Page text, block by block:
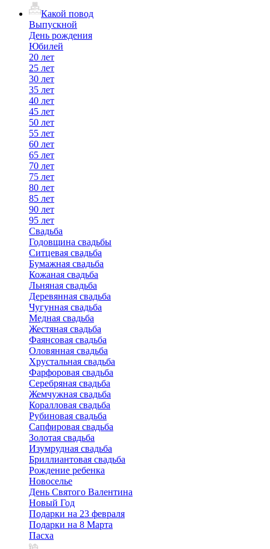
Какой повод
Выпускной
День рождения
Юбилей
20 лет
25 лет
30 лет
35 лет
40 лет
45 лет
50 лет
55 лет
60 лет
65 лет
70 лет
75 лет
80 лет
85 лет
90 лет
95 лет
Свадьба
Годовщина свадьбы
Ситцевая свадьба
Бумажная свадьба
Кожаная свадьба
Льняная свадьба
Деревянная свадьба
Чугунная свадьба
Медная свадьба
Жестяная свадьба
Фаянсовая свадьба
Оловянная свадьба
Хрустальная свадьба
Фарфоровая свадьба
Серебряная свадьба
Жемчужная свадьба
Коралловая свадьба
Рубиновая свадьба
Сапфировая свадьба
Золотая свадьба
Изумрудная свадьба
Бриллиантовая свадьба
Рождение ребенка
Новоселье
День Святого Валентина
Новый Год
Подарки на 23 февраля
Подарки на 8 Марта
Пасха